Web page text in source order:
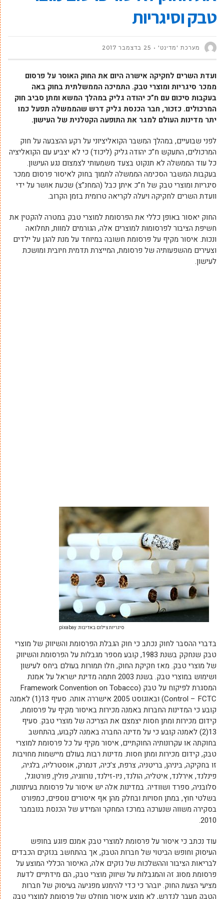
טבק וסיגריות
מערכת 'מדינט' 25 בדצמבר 2017
ועדת השרים לחקיקה אישרה היום את החוק האוסר על פרסום
ממכר סיגריות ומוצרי טבק. התמיכה הממשלתית בחוק באה
בעקבות סיכום עם ח”כ יהודה גליק במהלך המשא ומתן סביב חוק
המרכולים. כזכור, חבר הכנסת גליק דרש שהממשלה תפעל כמו
יתר מדינות העולם למגר את התופעה הקטלנית של העישון.
לפני שבועיים, במהלך המשבר הקואליציוני על רקע ההצבעה על חוק
המרכולים, התעקש ח”כ יהודה גליק (ליכוד) כי לא יצביע עם הקואליציה
כל עוד הממשלה לא תנקוט בצעד משמעותי לצמצום נגע העישון.
בעקבות המשבר הסכימה הממשלה לתמוך בחוק לאיסור פרסום ממכר
סיגריות ומוצרי טבק של ח”כ איתן כבל (המחנ”צ) שכעת אושר על ידי
וועדת השרים לחקיקה ויעלה לקריאה טרומית בזמן הקרוב.
החוק יאסור באופן כללי את הפרסומת למוצרי טבק במטרה להקטין את
חשיפת הציבור לפרסומות למוצרים אלה, הגורמים למוות, תחלואה
ונכות. איסור מקיף על פרסומת חשובה במיוחד על מנת להגן על ילדים
וצעירים מהשפעותיה של פרסומת, המייצרת תדמית חיובית ומושכת
לעישון.
סיגריות צילום באדיבות: pixabay
בדברי ההסבר לחוק נכתב כי חוק הגבלת הפרסומת והשיווק של מוצרי
טבק שנחקק בשנת 1983, קובע מספר מגבלות על הפרסומת והשיווק
של מוצרי טבק. מאז חקיקת החוק, חלו תמורות בעולם ביחס לעישון
ושימוש במוצרי טבק. בשנת 2003 חתמה מדינת ישראל על אמנת
המסגרת לפיקוח על טבק (
Framework Convention on Tobacco
Control – FCTC
)
ובאוגוסט 2005 אישררה אותה. סעיף 13(1) לאמנה
קובע כי המדינות החברות באמנה מכירות באיסור מקיף על פרסומת,
קידום מכירות ומתן חסות יצמצם את הצריכה של מוצרי טבק. סעיף
13(2) לאמנה קובע כי על מדינה החברה באמנה לקבוע, בהתחשב
בחוקתה או עקרונותיה החוקתיים, איסור מקיף על כל פרסומת למוצרי
טבק, קידום מכירות ומתן חסות. מדינות רבות בעולם מיישמות מחויבות
זו בחקיקה, ביניהן, בריטניה, צרפת, צ’כיה, דנמרק, אוסטרליה, בלגיה,
פינלנד, אירלנד, איטליה, הולנד, ניו-זילנד, נורווגיה, פולין, פורטוגל,
סלובניה, ספרד ושוודיה. במדינות אלה יש איסור על פרסומת בעיתונות,
בשלטי חוץ, במתן חסויות ובחלק מהן אף איסורים נוספים, כמפורט
בסקירה משווה שנערכה במרכז המחקר והמידע של הכנסת בנובמבר
2010.
עוד נכתב כי איסור על פרסומת למוצרי טבק אמנם פוגע בחופש
העיסוק וחופש הביטוי של חברות הטבק, אך בהתחשב בנזקים הכבדים
לבריאות הציבור וההשלכות של נזקים אלה, האיסור הכללי המוצע על
פרסומת מסוג זה והמגבלות על שיווק מוצרי טבק, הם מידתיים לדעת
מציעי הצעת החוק. יובהר כי כדי להימנע מפגיעה בעיסוק של חברות
הטבק מעבר לנדרש, לא מוצע איסור מוחלט של פרסומת למוצרי טבק